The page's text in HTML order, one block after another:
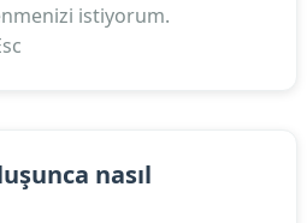
istiyorum.
nasıl